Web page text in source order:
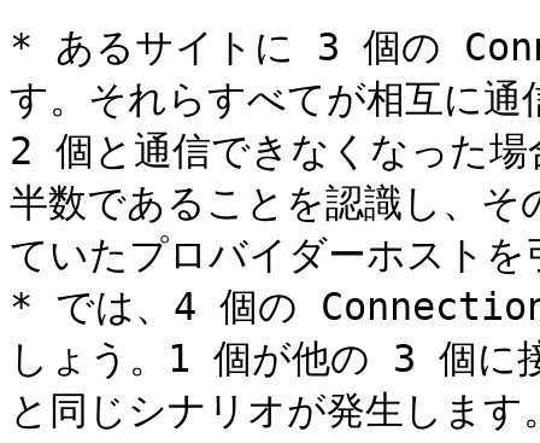
* あるサイトに 3 個の
す。それらすべてが相互に
2 個と通信できなくなった
半数であることを認識し、
ていたプロバイダーホストを
* では、4 個の
しょう。1 個が他の 3 個に
と同じシナリオが発生しま